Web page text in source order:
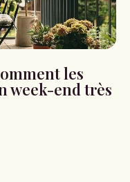
les
week-end très